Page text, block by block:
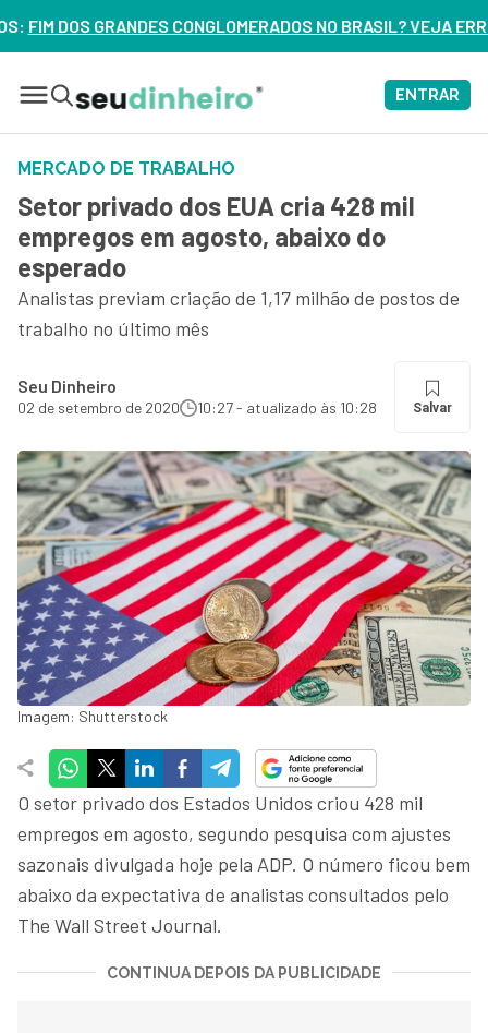
NO BRASIL? VEJA ERROS DE 3 DELES – ASSISTA
ENTRAR
MERCADO DE TRABALHO
Setor privado dos EUA cria 428 mil
empregos em agosto, abaixo do
esperado
Analistas previam criação de 1,17 milhão de postos de
trabalho no último mês
Seu Dinheiro
02 de setembro de 2020 10:27 - atualizado às 10:28 Salvar
Imagem: Shutterstock
O setor privado dos Estados Unidos criou 428 mil
empregos em agosto, segundo pesquisa com ajustes
sazonais divulgada hoje pela ADP. O número ficou bem
abaixo da expectativa de analistas consultados pelo
The Wall Street Journal.
CONTINUA DEPOIS DA PUBLICIDADE